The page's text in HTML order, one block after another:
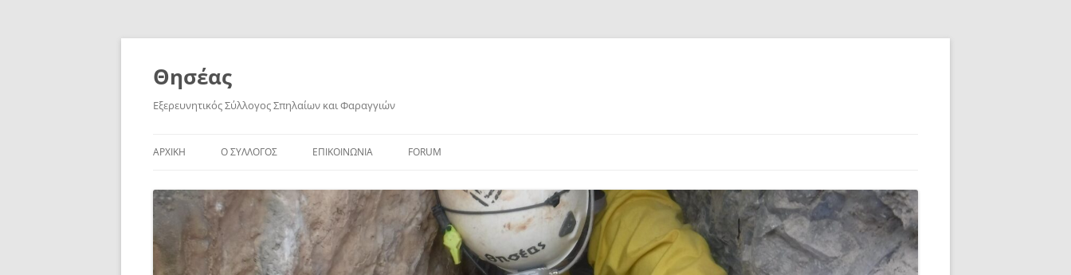
Skip
Θησέας
Εξερευνητικός Σύλλογος Σπηλαίων και Φαραγγιών
ΑΡΧΙΚΗ Ο ΣΥΛΛΟΓΟΣ ΕΠΙΚΟΙΝΩΝΙΑ FORUM